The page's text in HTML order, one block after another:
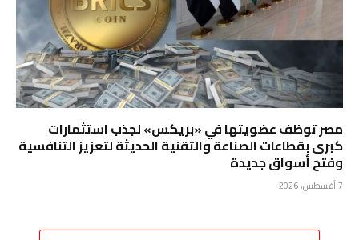
مصر توظف عضويتها في «بريكس» لجذب استثمارات
كبرى بقطاعات الصناعة والتقنية الحديثة لتعزيز التنافسية
وفتح أسواق جديدة
7 أغسطس، 2026